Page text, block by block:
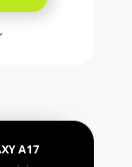
A17